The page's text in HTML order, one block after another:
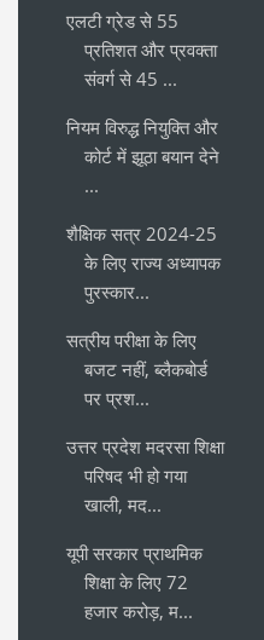
एलटी ग्रेड से 55
प्रतिशत और प्रवक्ता
संवर्ग से 45 ...
नियम विरुद्ध नियुक्ति और
कोर्ट में झूठा बयान देने
...
शैक्षिक सत्र 2024-25
के लिए राज्य अध्यापक
पुरस्कार...
सत्रीय परीक्षा के लिए
बजट नहीं, ब्लैकबोर्ड
पर प्रश...
उत्तर प्रदेश मदरसा शिक्षा
परिषद भी हो गया
खाली, मद...
यूपी सरकार प्राथमिक
शिक्षा के लिए 72
हजार करोड़, म...